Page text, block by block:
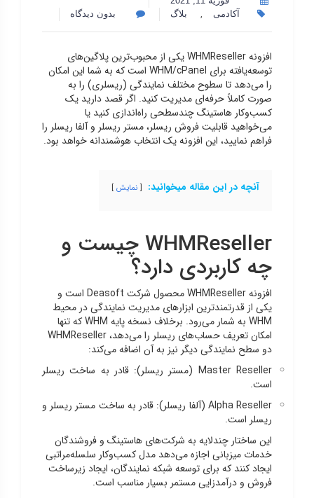
آکادمی
, بلاگ بدون دیدگاه
افزونه WHMReseller یکی از محبوب‌ترین پلاگین‌های
توسعه‌یافته برای WHM/cPanel است که به شما این امکان
را می‌دهد تا سطوح مختلف نمایندگی (ریسلری) را به
صورت کاملاً حرفه‌ای مدیریت کنید. اگر قصد دارید یک
کسب‌وکار هاستینگ چندسطحی راه‌اندازی کنید یا
می‌خواهید قابلیت فروش ریسلر، مستر ریسلر و آلفا ریسلر را
فراهم نمایید، این افزونه یک انتخاب هوشمندانه خواهد بود.
آنچه در این مقاله میخوانید: نمایش
WHMReseller چیست و
چه کاربردی دارد؟
افزونه WHMReseller محصول شرکت Deasoft است و
یکی از قدرتمندترین ابزارهای مدیریت نمایندگی در محیط
WHM به شمار می‌رود. برخلاف نسخه پایه WHM که تنها
امکان تعریف حساب‌های ریسلر را می‌دهد، WHMReseller
دو سطح نمایندگی دیگر نیز به آن اضافه می‌کند:
Master Reseller (مستر ریسلر): قادر به ساخت ریسلر
است.
Alpha Reseller (آلفا ریسلر): قادر به ساخت مستر ریسلر و
ریسلر است.
این ساختار چندلایه به شرکت‌های هاستینگ و فروشندگان
خدمات میزبانی اجازه می‌دهد مدل کسب‌وکار سلسله‌مراتبی
ایجاد کنند که برای توسعه شبکه نمایندگان، ایجاد زیرساخت
فروش و درآمدزایی مستمر بسیار مناسب است.